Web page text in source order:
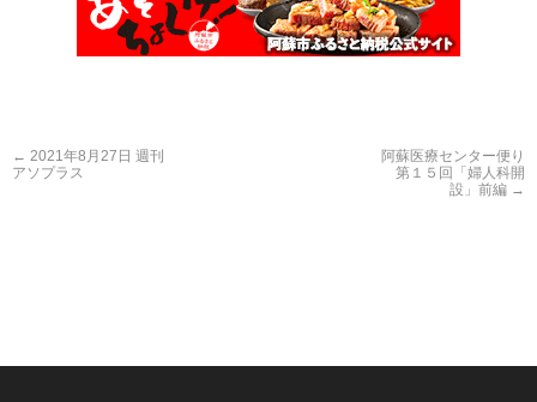
← 2021年8月27日 週刊
アソプラス
阿蘇医療センター便り
第１５回「婦人科開
設」前編 →